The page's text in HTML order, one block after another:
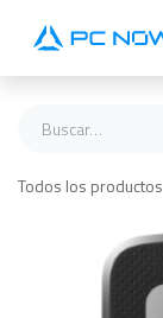
Todos los productos